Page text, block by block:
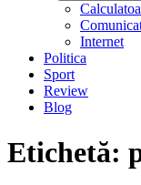
Internet
Politica
Sport
Review
Blog
Etichetă: